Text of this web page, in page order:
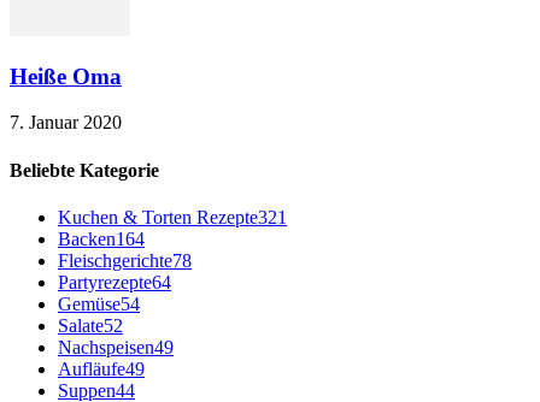
Heiße Oma
7. Januar 2020
Beliebte Kategorie
Kuchen & Torten Rezepte321
Backen164
Fleischgerichte78
Partyrezepte64
Gemüse54
Salate52
Nachspeisen49
Aufläufe49
Suppen44